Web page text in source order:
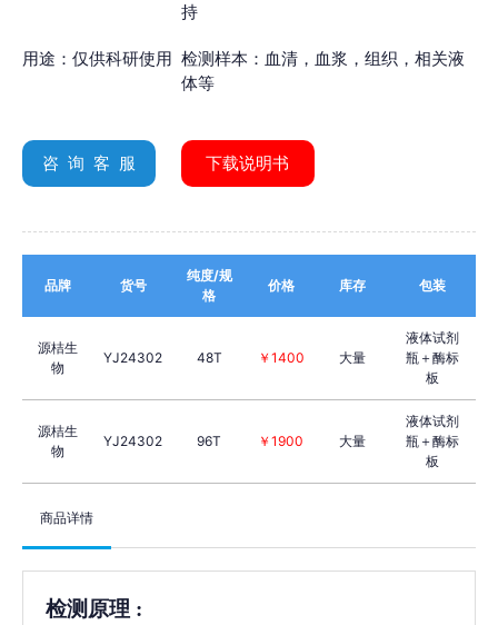
持
用途：仅供科研使用 检测样本：血清，血浆，组织，相关液
体等
咨 询 客 服 下载说明书
品牌 货号
纯度/规
格
价格 库存 包装
源桔生
物
YJ24302 48T ￥1400 大量
液体试剂
瓶＋酶标
板
源桔生
物
YJ24302 96T ￥1900 大量
液体试剂
瓶＋酶标
板
商品详情
检测原理 :